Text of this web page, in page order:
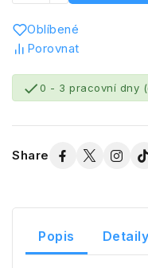
Oblíbené
Porovnat
0 - 3 pracovní dny
Share
Popis